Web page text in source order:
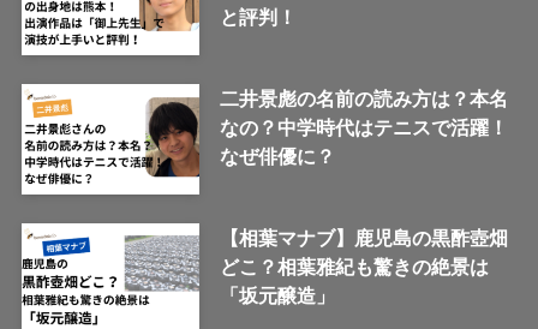
と評判！
二井景彪の名前の読み方は？本名
なの？中学時代はテニスで活躍！
なぜ俳優に？
【相葉マナブ】鹿児島の黒酢壺畑
どこ？相葉雅紀も驚きの絶景は
「坂元醸造」